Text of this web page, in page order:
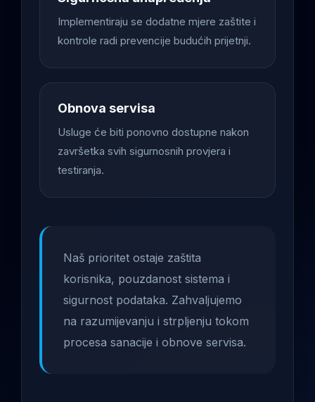
Implementiraju se dodatne mjere zaštite i
kontrole radi prevencije budućih prijetnji.
Obnova servisa
Usluge će biti ponovno dostupne nakon
završetka svih sigurnosnih provjera i
testiranja.
Naš prioritet ostaje zaštita
korisnika, pouzdanost sistema i
sigurnost podataka. Zahvaljujemo
na razumijevanju i strpljenju tokom
procesa sanacije i obnove servisa.